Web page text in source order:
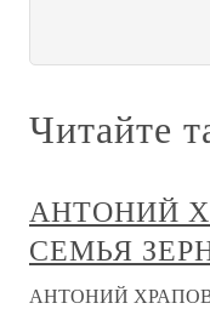
Читайте
АНТОНИЙ
СЕМЬЯ
АНТОНИЙ